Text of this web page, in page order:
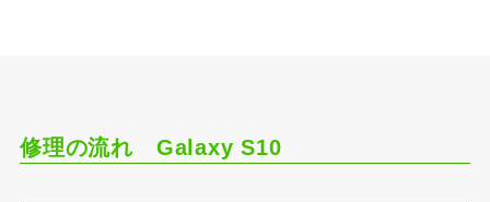
修理の流れ Galaxy S10